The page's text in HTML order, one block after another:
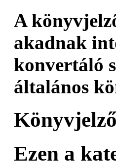
A
akadnak
konvertáló
általános
Ezen a